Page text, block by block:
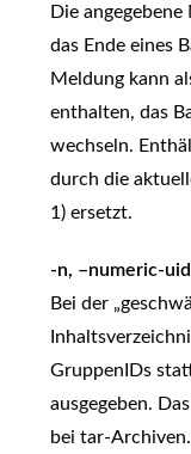
Die
das Ende eines
Meldung kann
enthalten, das
wechseln.
durch die
1) ersetzt.
-n, –numeric-
Bei der
GruppenIDs
ausgegeben.
bei tar-Archiven.